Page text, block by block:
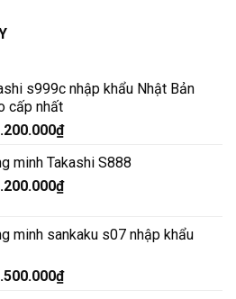
s999c nhập khẩu Nhật Bản
cấp nhất
₫Giá
tại
là:
minh Takashi S888
₫Giá
là:
minh sankaku s07 nhập khẩu
₫Giá